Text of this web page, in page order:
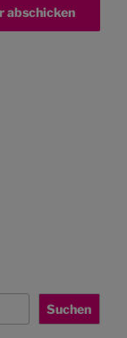
Suchen